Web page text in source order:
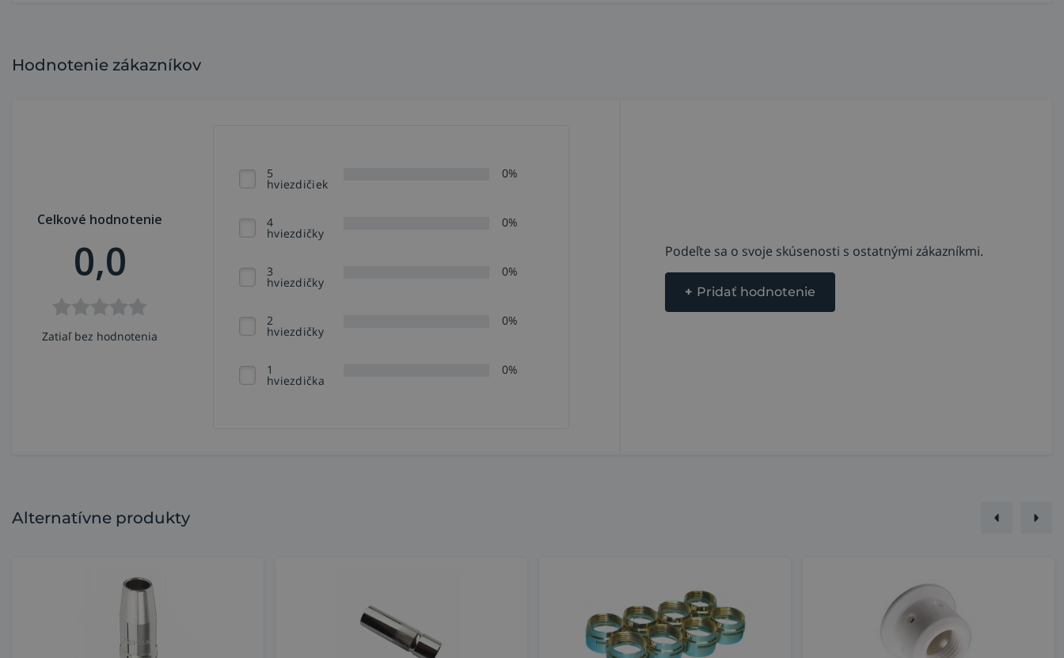
Hodnotenie zákazníkov
Celkové hodnotenie
0,0
Zatiaľ bez hodnotenia
5
hviezdičiek
0%
4
hviezdičky
0%
3
hviezdičky
0%
2
hviezdičky
0%
1
hviezdička
0%
Podeľte sa o svoje skúsenosti s ostatnými zákazníkmi.
+ Pridať hodnotenie
Alternatívne produkty